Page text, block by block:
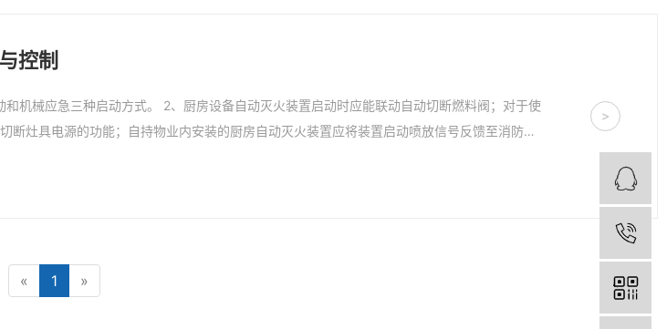
控制
机械应急三种启动方式。 2、厨房设备自动灭火装置启动时应能联动自动切断燃料阀；对于使
断灶具电源的功能；自持物业内安装的厨房自动灭火装置应将装置启动喷放信号反馈至消防控
>
« 1 »